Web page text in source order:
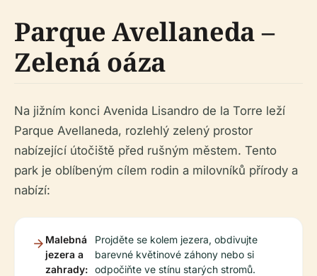
Parque Avellaneda –
Zelená oáza
Na jižním konci Avenida Lisandro de la Torre leží
Parque Avellaneda, rozlehlý zelený prostor
nabízející útočiště před rušným městem. Tento
park je oblíbeným cílem rodin a milovníků přírody a
nabízí:
Malebná
jezera a
zahrady:
Projděte se kolem jezera, obdivujte
barevné květinové záhony nebo si
odpočiňte ve stínu starých stromů.